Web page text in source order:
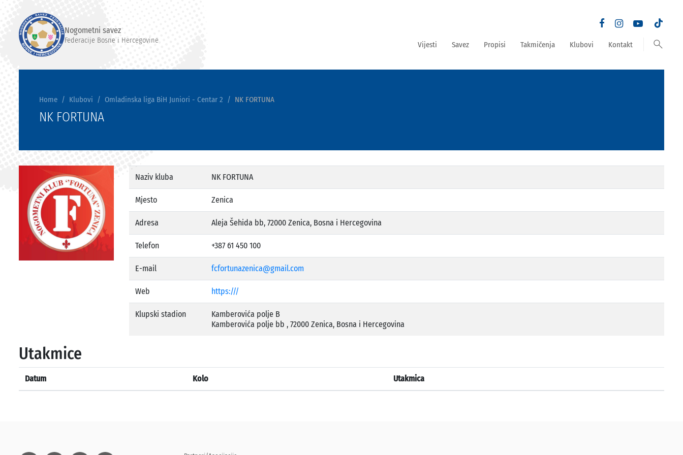
Nogometni savez
Federacije Bosne i Hercegovine Vijesti Savez Propisi Takmičenja Klubovi Kontakt search
Home Klubovi Omladinska liga BiH Juniori - Centar 2 NK FORTUNA
NK FORTUNA
Naziv kluba NK FORTUNA
Mjesto Zenica
Adresa Aleja Šehida bb, 72000 Zenica, Bosna i Hercegovina
Telefon +387 61 450 100
E-mail fcfortunazenica@gmail.com
Web https:///
Klupski stadion
Kamberovića polje B
Kamberovića polje bb , 72000 Zenica, Bosna i Hercegovina
Utakmice
Datum Kolo Utakmica